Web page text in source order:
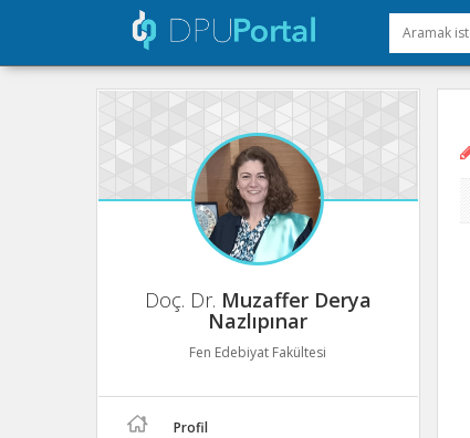
Doç. Dr. Muzaffer Derya
Nazlıpınar
Fen Edebiyat Fakültesi
Profil